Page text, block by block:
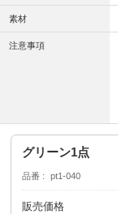
素材
注意事項
グリーン1点
品番 pt1-040
販売価格